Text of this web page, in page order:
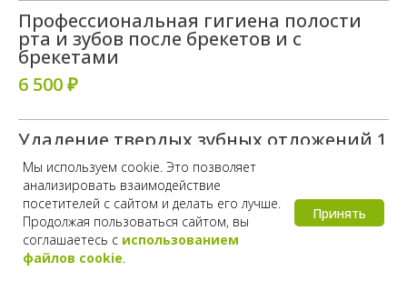
Профессиональная гигиена полости
рта и зубов после брекетов и с
брекетами
6 500 ₽
Удаление твердых зубных отложений 1
зуб/A16.07.051/
400 ₽
Глубокое фторирование (1 процедура)
/A11.07.012/
Мы используем cookie. Это позволяет
анализировать взаимодействие
посетителей с сайтом и делать его лучше.
Продолжая пользоваться сайтом, вы
соглашаетесь с использованием
файлов cookie.
Принять